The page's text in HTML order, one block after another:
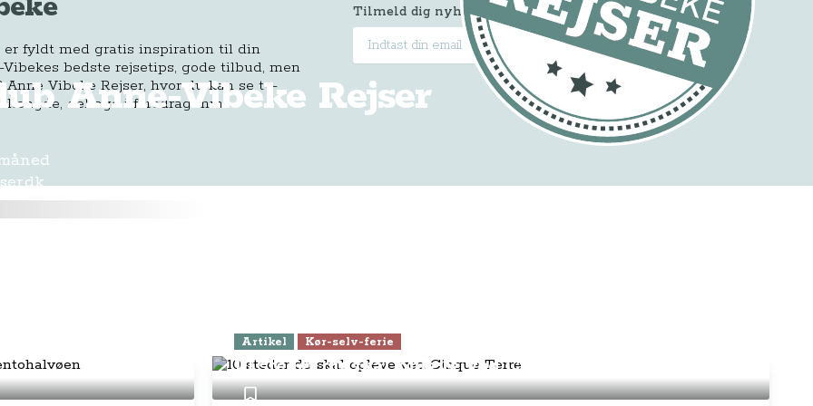
er fyldt med gratis inspiration til din
bedste rejsetips, gode tilbud, men
Anne Vibeke Rejser, hvor du kan se tv-
længde, deltage i foredrag mm.
Tilmeld dig nyhedsbrevet
Tilmeld
Anne-Vibeke Rejser
pr. halve år
og
Artikel Kør-selv-ferie
10 steder du skal opleve ved Cinque Terre